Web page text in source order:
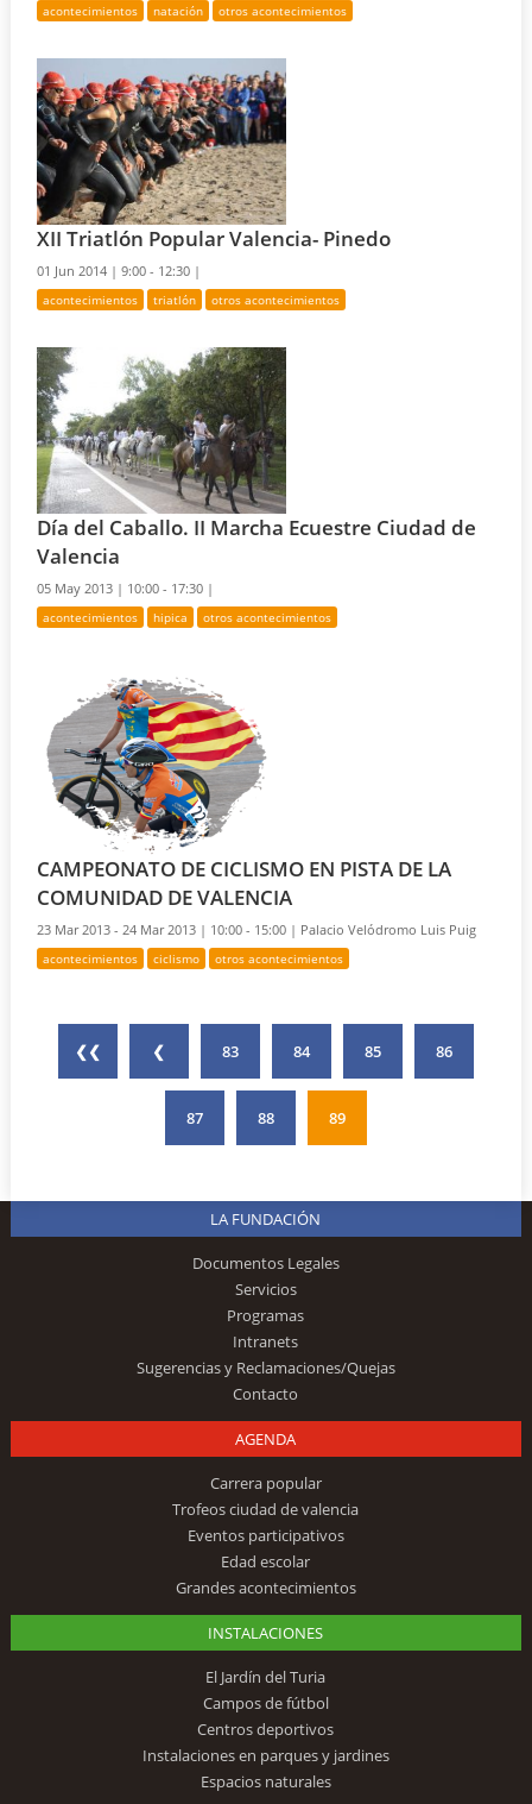
acontecimientos natación otros acontecimientos
XII Triatlón Popular Valencia- Pinedo
01 Jun 2014 |9:00 - 12:30 |
acontecimientos triatlón otros acontecimientos
Día del Caballo. II Marcha Ecuestre Ciudad de
Valencia
05 May 2013 | 10:00 - 17:30 |
acontecimientos hipica otros acontecimientos
CAMPEONATO DE CICLISMO EN PISTA DE LA
COMUNIDAD DE VALENCIA
23 Mar 2013 - 24 Mar 2013 | 10:00 - 15:00 | Palacio Velódromo Luis Puig
acontecimientos ciclismo otros acontecimientos
❮❮ ❮ 83 84 85 86
87 88 89
LA FUNDACIÓN
Documentos Legales
Servicios
Programas
Intranets
Sugerencias y Reclamaciones/Quejas
Contacto
AGENDA
Carrera popular
Trofeos ciudad de valencia
Eventos participativos
Edad escolar
Grandes acontecimientos
INSTALACIONES
El Jardín del Turia
Campos de fútbol
Centros deportivos
Instalaciones en parques y jardines
Espacios naturales